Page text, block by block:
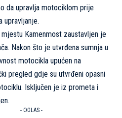
da upravlja motociklom prije
upravljanje.
Kamenmost zaustavljen je
Nakon što je utvrđena sumnja u
motocikla upućen na
pregled gdje su utvrđeni opasni
Isključen je iz prometa i
- OGLAS -